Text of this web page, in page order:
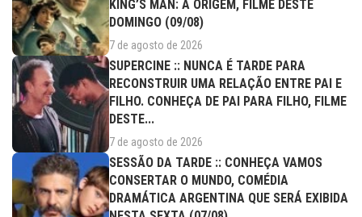
KING’S MAN: A ORIGEM, FILME DESTE
DOMINGO (09/08)
7 de agosto de 2026
SUPERCINE :: NUNCA É TARDE PARA
RECONSTRUIR UMA RELAÇÃO ENTRE PAI E
FILHO. CONHEÇA DE PAI PARA FILHO, FILME
DESTE...
7 de agosto de 2026
SESSÃO DA TARDE :: CONHEÇA VAMOS
CONSERTAR O MUNDO, COMÉDIA
DRAMÁTICA ARGENTINA QUE SERÁ EXIBIDA